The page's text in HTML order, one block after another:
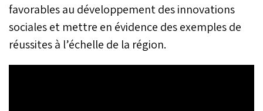
favorables au développement des innovations
sociales et mettre en évidence des exemples de
réussites à l’échelle de la région.